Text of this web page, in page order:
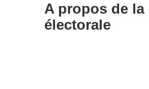
A propos de la
électorale